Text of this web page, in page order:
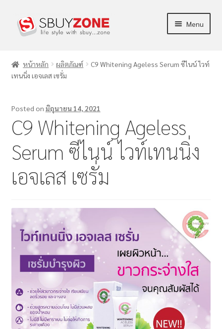
Menu
ผลิตภัณฑ์
ข่าวสาร/บทความ
การตลาด
บัญชีของฉัน
แจ้งชำระเงิน
หน้าหลัก ผลิตภัณฑ์
C9 Whitening Ageless Serum ซีไนน์ ไวท์
เทนนิ่ง เอจเลส เซรั่ม
Posted on มิถุนายน 14, 2021
C9 Whitening Ageless
Serum ซีไนน์ ไวท์เทนนิ่ง
เอจเลส เซรั่ม